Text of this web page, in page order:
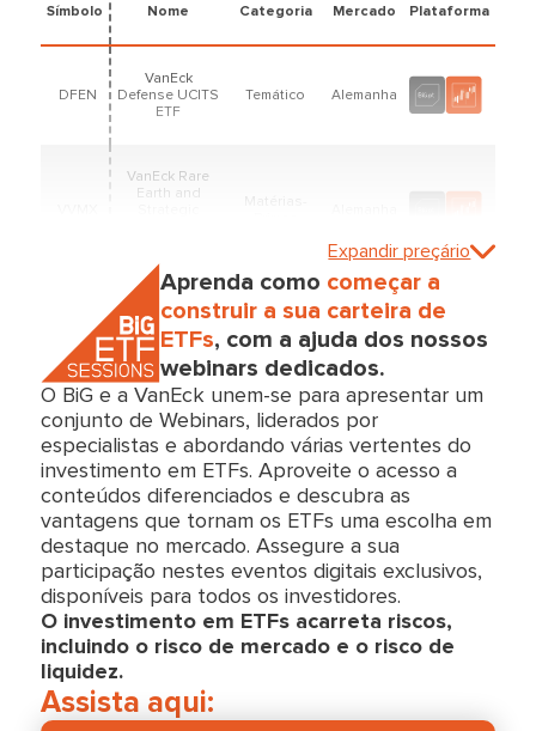
Símbolo Nome Categoria Mercado Plataforma
DFEN
VanEck
Defense UCITS
ETF
Temático Alemanha
VanEck Rare
Earth and
NUKL
VanEck
Uranium and
Nuclear
Technologies
UCITS ETF
Matérias-
Primas
Alemanha
WMIN
VanEck S&P
Global Mining
UCITS ETF
Matérias-
Primas
Alemanha
QUTM
VanEck
Quantum
Computing
UCITS ETF
Temático Alemanha
CIB0
VanEck Bionic
UCITS ETF
Expandir preçário
Aprenda como começar a
construir a sua carteira de
ETFs, com a ajuda dos nossos
webinars dedicados.
O BiG e a VanEck unem-se para apresentar um
conjunto de Webinars, liderados por
especialistas e abordando várias vertentes do
investimento em ETFs. Aproveite o acesso a
conteúdos diferenciados e descubra as
vantagens que tornam os ETFs uma escolha em
destaque no mercado. Assegure a sua
participação nestes eventos digitais exclusivos,
disponíveis para todos os investidores.
O investimento em ETFs acarreta riscos,
incluindo o risco de mercado e o risco de
liquidez.
Assista aqui: